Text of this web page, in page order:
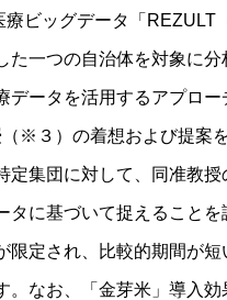
ビッグデータ「REZULT
一つの自治体を対象に
ータを活用するアプロ
※３）の着想および提案
定集団に対して、同准教
に基づいて捉えることを
定され、比較的期間が短
。なお、「金芽米」導入